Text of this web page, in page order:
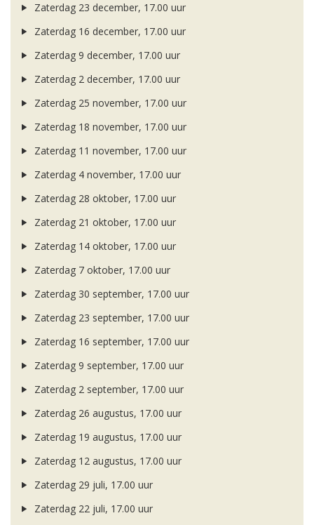
Zaterdag 23 december, 17.00 uur
Zaterdag 16 december, 17.00 uur
Zaterdag 9 december, 17.00 uur
Zaterdag 2 december, 17.00 uur
Zaterdag 25 november, 17.00 uur
Zaterdag 18 november, 17.00 uur
Zaterdag 11 november, 17.00 uur
Zaterdag 4 november, 17.00 uur
Zaterdag 28 oktober, 17.00 uur
Zaterdag 21 oktober, 17.00 uur
Zaterdag 14 oktober, 17.00 uur
Zaterdag 7 oktober, 17.00 uur
Zaterdag 30 september, 17.00 uur
Zaterdag 23 september, 17.00 uur
Zaterdag 16 september, 17.00 uur
Zaterdag 9 september, 17.00 uur
Zaterdag 2 september, 17.00 uur
Zaterdag 26 augustus, 17.00 uur
Zaterdag 19 augustus, 17.00 uur
Zaterdag 12 augustus, 17.00 uur
Zaterdag 29 juli, 17.00 uur
Zaterdag 22 juli, 17.00 uur